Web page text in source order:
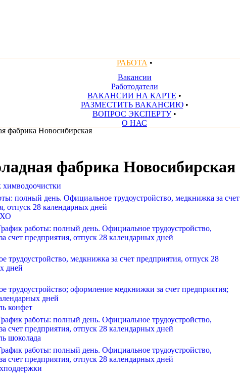
РАБОТА •
Вакансии
Работодатели
ВАКАНСИИ НА КАРТЕ •
РАЗМЕСТИТЬ ВАКАНСИЮ •
ВОПРОС ЭКСПЕРТУ •
О НАС
фабрика Новосибирская
фабрика Новосибирская
химводоочистки
полный день. Официальное трудоустройство, медкнижка за счет
отпуск 28 календарных дней
работы: полный день. Официальное трудоустройство,
счет предприятия, отпуск 28 календарных дней
трудоустройство, медкнижка за счет предприятия, отпуск 28
дней
трудоустройство; оформление медкнижки за счет предприятия;
дней
конфет
работы: полный день. Официальное трудоустройство,
счет предприятия, отпуск 28 календарных дней
шоколада
работы: полный день. Официальное трудоустройство,
счет предприятия, отпуск 28 календарных дней